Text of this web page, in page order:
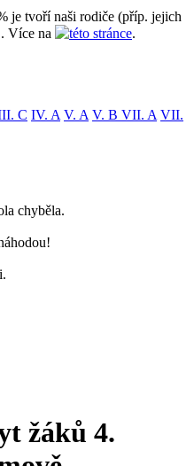
je tvoří naši rodiče (příp. jejich
Více na
této stránce.
C IV. A V. A V. B VII. A VII.
chyběla.
žáků 4.